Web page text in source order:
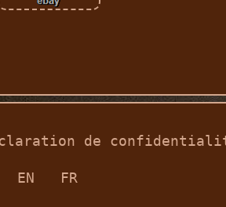
de
EN FR